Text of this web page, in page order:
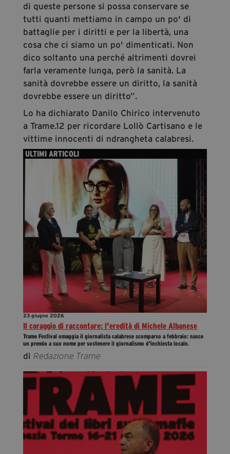
di queste persone si possa conservare se
tutti quanti mettiamo in campo un po' di
battaglie per i diritti e per la libertà, una
cosa che ci siamo un po' dimenticati. Non
dico soltanto una perché altrimenti dovrei
farla veramente lunga, però la sanità. La
sanità dovrebbe essere un diritto, la sanità
dovrebbe essere un diritto”.
Lo ha dichiarato Danilo Chirico intervenuto
a Trame.12 per ricordare Lollò Cartisano e le
vittime innocenti di ndrangheta calabresi.
ULTIMI ARTICOLI
23 giugno 2026
Il coraggio di raccontare: l'eredità di Michele Albanese
Trame Festival omaggia il giornalista calabrese scomparso a febbraio: nasce
un premio a suo nome per sostenere il giornalismo d'inchiesta locale.
di Redazione Trame